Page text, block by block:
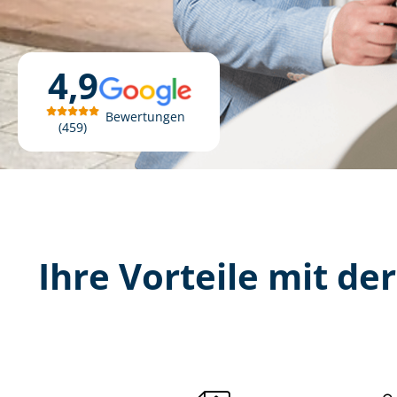
4,9
459
Bewertungen
Ihre Vorteile mit